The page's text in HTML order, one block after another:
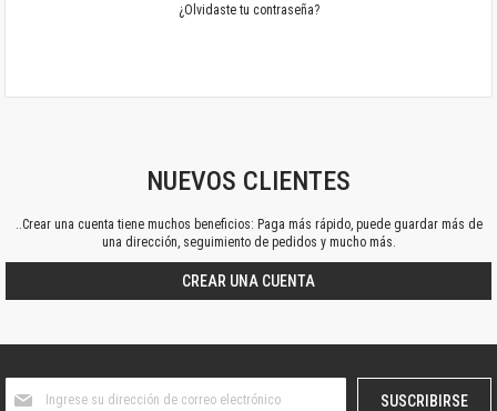
¿Olvidaste tu contraseña?
NUEVOS CLIENTES
..Crear una cuenta tiene muchos beneficios: Paga más rápido, puede guardar más de
una dirección, seguimiento de pedidos y mucho más.
CREAR UNA CUENTA
SUSCRIBIRSE